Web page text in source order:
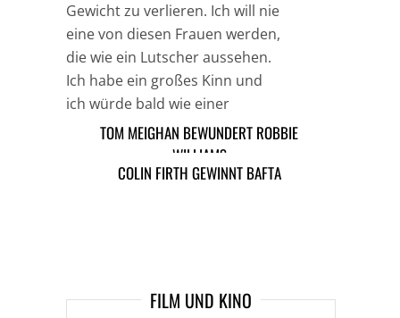
Gewicht zu verlieren. Ich will nie
eine von diesen Frauen werden,
die wie ein Lutscher aussehen.
Ich habe ein großes Kinn und
ich würde bald wie einer
aussehen.“
KELLY OSBOURNE
TOM MEIGHAN BEWUNDERT ROBBIE
WILLIAMS
COLIN FIRTH GEWINNT BAFTA
FILM UND KINO
IN DER HAUPTROLLE: DER